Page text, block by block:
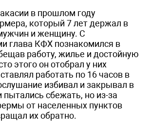
в прошлом году
который 7 лет держал в
и женщину. С
глава КФХ познакомился в
работу, жилье и достойную
этого он отобрал у них
работать по 16 часов в
избивал и закрывал в
сбежать, но из-за
от населенных пунктов
их обратно.